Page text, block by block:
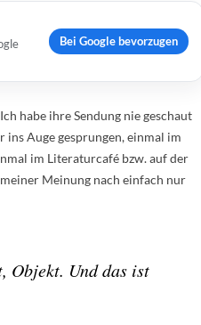
Bei Google bevorzugen
habe ihre Sendung nie geschaut
Auge gesprungen, einmal im
im Literaturcafé bzw. auf der
Meinung nach einfach nur
Objekt. Und das ist